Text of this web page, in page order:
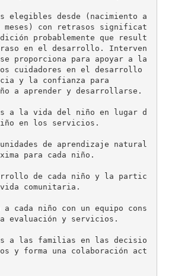
elegibles desde (nacimiento a
con retrasos significat
probablemente que result
en el desarrollo. Interven
proporciona para apoyar a la
cuidadores en el desarrollo
y la confianza para
a aprender y desarrollarse.
a la vida del niño en lugar d
en los servicios.
de aprendizaje natural
para cada niño.
de cada niño y la partic
comunitaria.
a cada niño con un equipo cons
evaluación y servicios.
a las familias en las decisio
y forma una colaboración act